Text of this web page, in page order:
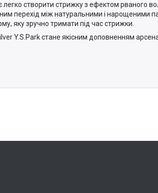
легко створити стрижку з ефектом рваного
перехід між натуральними і нарощеними
яку зручно тримати під час стрижки.
Y.S.Park стане якісним доповненням